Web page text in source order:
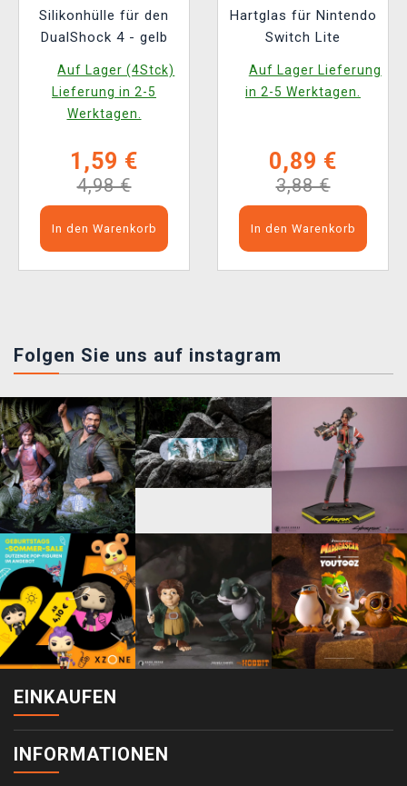
Silikonhülle für den
DualShock 4 - gelb
Auf Lager (4Stck)
Lieferung in 2-5
Werktagen.
1,59 €
4,98 €
In den Warenkorb
Hartglas für Nintendo
Switch Lite
Auf Lager Lieferung
in 2-5 Werktagen.
0,89 €
3,88 €
In den Warenkorb
Folgen Sie uns auf instagram
EINKAUFEN
INFORMATIONEN